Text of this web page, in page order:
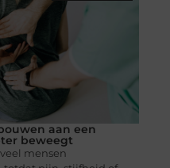
aan een
beweegt
mensen